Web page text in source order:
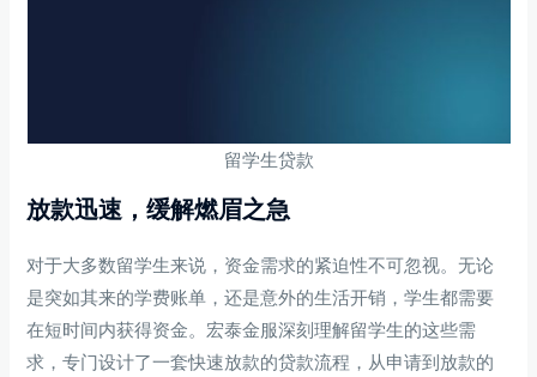
留学生贷款
放款迅速，缓解燃眉之急
对于大多数留学生来说，资金需求的紧迫性不可忽视。无论
是突如其来的学费账单，还是意外的生活开销，学生都需要
在短时间内获得资金。宏泰金服深刻理解留学生的这些需
求，专门设计了一套快速放款的贷款流程，从申请到放款的